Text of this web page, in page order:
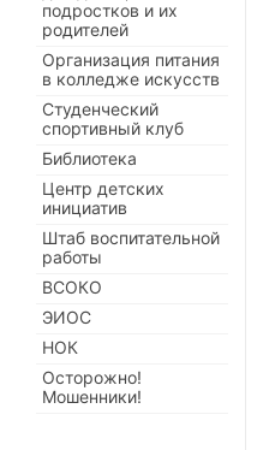
подростков и их
родителей
Организация питания
в колледже искусств
Студенческий
спортивный клуб
Библиотека
Центр детских
инициатив
Штаб воспитательной
работы
ВСОКО
ЭИОС
НОК
Осторожно!
Мошенники!